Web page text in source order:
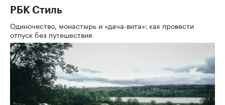
РБК Стиль
Одиночество, монастырь и «дача-вита»: как провести
отпуск без путешествия